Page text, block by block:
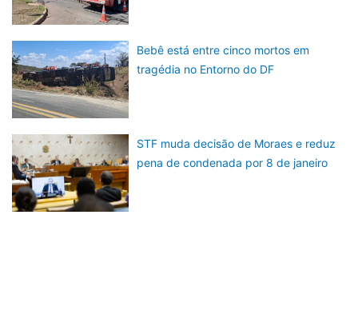
Bebê está entre cinco mortos em
tragédia no Entorno do DF
STF muda decisão de Moraes e reduz
pena de condenada por 8 de janeiro